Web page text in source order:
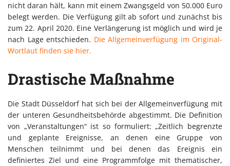
nicht daran hält, kann mit einem Zwangsgeld von 50.000 Euro
belegt werden. Die Verfügung gilt ab sofort und zunächst bis
zum 22. April 2020. Eine Verlängerung ist möglich und wird je
nach Lage entschieden. Die Allgemeinverfügung im Original-
Wortlaut finden sie hier.
Drastische Maßnahme
Die Stadt Düsseldorf hat sich bei der Allgemeinverfügung mit
der unteren Gesundheitsbehörde abgestimmt. Die Definition
von „Veranstaltungen“ ist so formuliert: „Zeitlich begrenzte
und geplante Ereignisse, an denen eine Gruppe von
Menschen teilnimmt und bei denen das Ereignis ein
definiertes Ziel und eine Programmfolge mit thematischer,